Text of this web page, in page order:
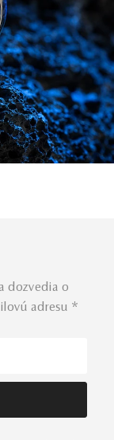
dozvedia o
adresu *